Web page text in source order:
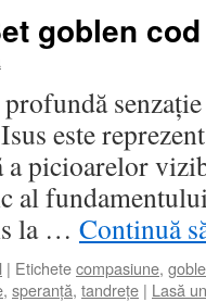
goblen
este
picioarelor
al
la … Continuă
| Etichetecompasiune,
, speranță, tandrețe | Lasă